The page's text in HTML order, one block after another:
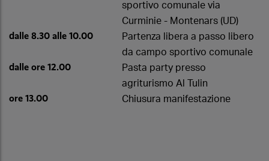
sportivo comunale via
Curminie - Montenars (UD)
dalle 8.30 alle 10.00
Partenza libera a passo libero
da campo sportivo comunale
dalle ore 12.00
Pasta party presso
agriturismo Al Tulin
ore 13.00 Chiusura manifestazione